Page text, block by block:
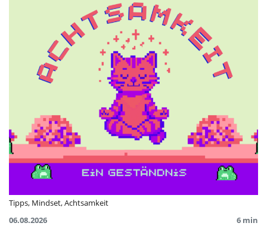
Tipps, Mindset,Achtsamkeit
06.08.2026
6 min